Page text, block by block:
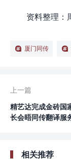
资料整理：
厦门同传
上一篇
精艺达完成金砖国
长会晤同传翻译服
相关推荐